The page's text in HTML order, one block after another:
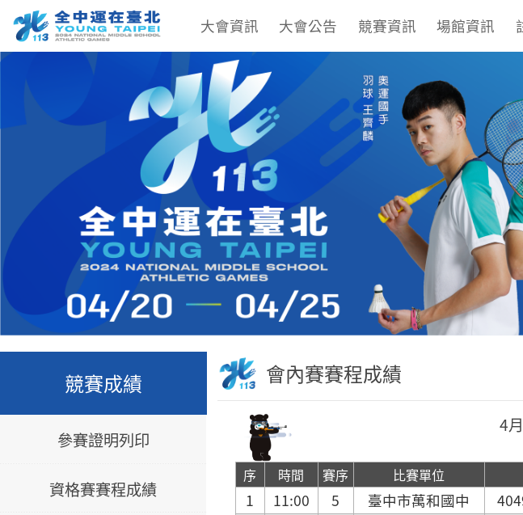
大會資訊 大會公告 競賽資訊 場館資訊
競賽成績
參賽證明列印
資格賽賽程成績
會內賽賽程成績
4
序 時間 賽序 比賽單位
1 11:00 5 臺中市萬和國中